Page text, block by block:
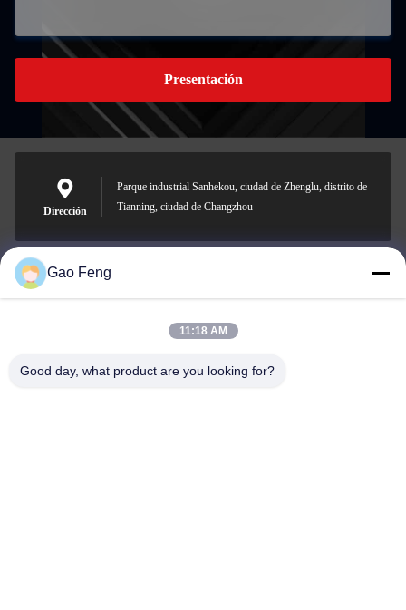
Presentación
Dirección
Parque industrial Sanhekou, ciudad de Zhenglu, distrito de
Tianning, ciudad de Changzhou
suli@sulidry.com
Gao Feng
11:18 AM
Good day, what product are you looking for?